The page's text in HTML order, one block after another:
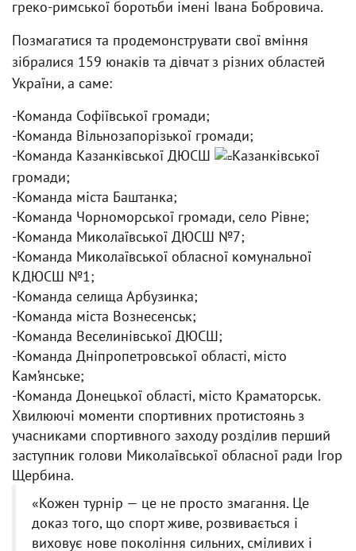
греко-римської боротьби імені Івана Бобровича.
Позмагатися та продемонструвати свої вміння
зібралися 159 юнаків та дівчат з різних областей
України, а саме:
-Команда Софіївської громади;
-Команда Вільнозапорізької громади;
-Команда Казанківської ДЮСШ
Казанківської
громади;
-Команда міста Баштанка;
-Команда Чорноморської громади, село Рівне;
-Команда Миколаївської ДЮСШ №7;
-Команда Миколаївської обласної комунальної
КДЮСШ №1;
-Команда селища Арбузинка;
-Команда міста Вознесенськ;
-Команда Веселинівської ДЮСШ;
-Команда Дніпропетровської області, місто
Кам’янське;
-Команда Донецької області, місто Краматорськ.
Хвилюючі моменти спортивних протистоянь з
учасниками спортивного заходу розділив перший
заступник голови Миколаївської обласної ради Ігор
Щербина.
«Кожен турнір — це не просто змагання. Це
доказ того, що спорт живе, розвивається і
виховує нове покоління сильних, сміливих і